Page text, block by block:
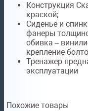
Конструкция
краской;
Сиденье и
фанеры
обивка –
крепление
Тренажер
эксплуатации
Похожие товары